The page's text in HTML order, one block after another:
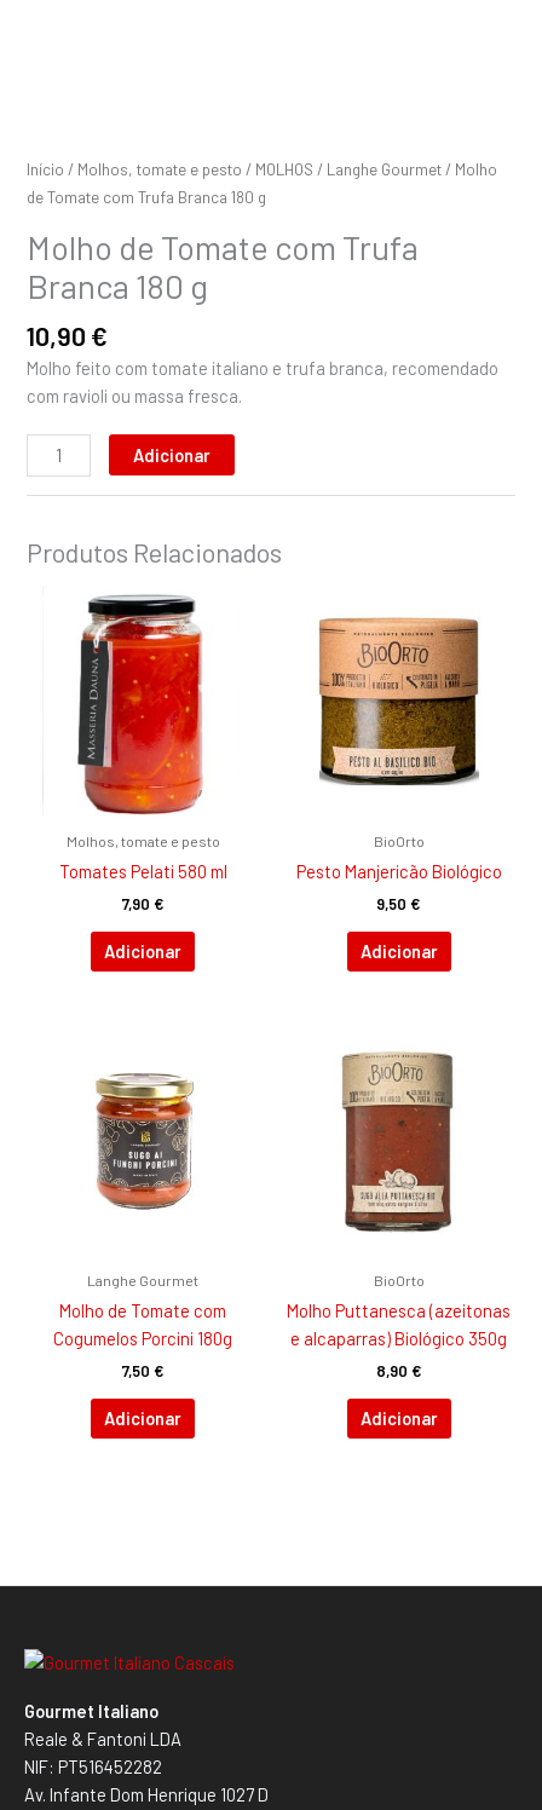
Início / Molhos, tomate e pesto / MOLHOS / Langhe Gourmet / Molho
de Tomate com Trufa Branca 180 g
Molho de Tomate com Trufa
Branca 180 g
10,90 €
Molho feito com tomate italiano e trufa branca, recomendado
com ravioli ou massa fresca.
Adicionar
Produtos Relacionados
Molhos, tomate e pesto
Tomates Pelati 580 ml
7,90 €
Adicionar
BioOrto
Pesto Manjericão Biológico
9,50 €
Adicionar
Langhe Gourmet
Molho de Tomate com
Cogumelos Porcini 180g
7,50 €
Adicionar
BioOrto
Molho Puttanesca (azeitonas
e alcaparras) Biológico 350g
8,90 €
Adicionar
Gourmet Italiano
Reale & Fantoni LDA
NIF: PT516452282
Av. Infante Dom Henrique 1027 D